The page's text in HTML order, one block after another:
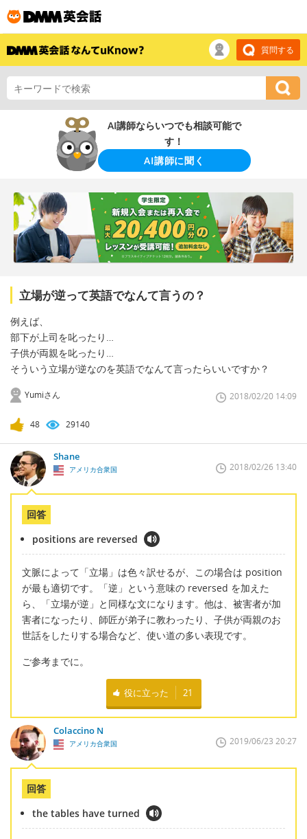
質問する
AI講師ならいつでも相談可能で
す！
AI講師に聞く
立場が逆って英語でなんて言うの？
例えば、
部下が上司を叱ったり…
子供が両親を叱ったり…
そういう立場が逆なのを英語でなんて言ったらいいですか？
Yumiさん 2018/02/20 14:09
48 29140
Shane
アメリカ合衆国 2018/02/26 13:40
回答
positions are reversed
文脈によって「立場」は色々訳せるが、この場合は position
が最も適切です。「逆」という意味の reversed を加えた
ら、「立場が逆」と同様な文になります。他は、被害者が加
害者になったり、師匠が弟子に教わったり、子供が両親のお
世話をしたりする場合など、使い道の多い表現です。
ご参考までに。
役に立った 21
Colaccino N
アメリカ合衆国 2019/06/23 20:27
回答
the tables have turned